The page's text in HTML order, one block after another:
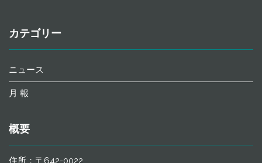
カテゴリー
ニュース
月 報
概要
住所：〒642-0022